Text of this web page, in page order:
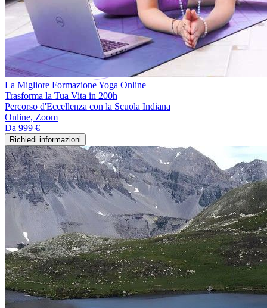
La Migliore Formazione Yoga Online
Trasforma la Tua Vita in 200h
Percorso d'Eccellenza con la Scuola Indiana
Online, Zoom
Da 999 €
Richiedi informazioni